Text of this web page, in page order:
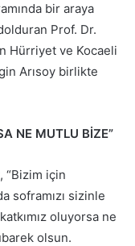
bir araya
Prof. Dr.
Hürriyet ve Kocaeli
Arısoy birlikte
NE MUTLU BİZE”
“Bizim için
soframızı sizinle
oluyorsa ne
olsun.